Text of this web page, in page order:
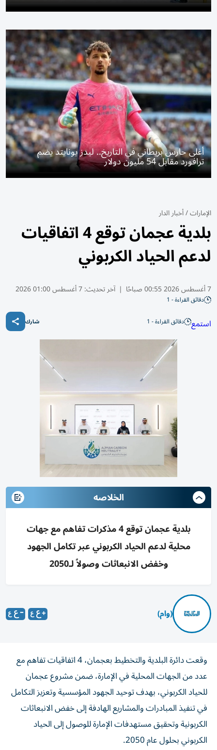
أغلى حارس بريطاني في التاريخ.. ليدز يونايتد يضم
ترافورد مقابل 54 مليون دولار
الإمارات/أخبار الدار
بلدية عجمان توقع 4 اتفاقيات
لدعم الحياد الكربوني
7 أغسطس 2026 00:55 صباحًا | آخر تحديث:7 أغسطس 01:00 2026
دقائق القراءة - 1
استمع دقائق القراءة - 1 شارك
الخلاصه
بلدية عجمان توقع 4 مذكرات تفاهم مع جهات
محلية لدعم الحياد الكربوني عبر تكامل الجهود
وخفض الانبعاثات وصولاً لـ2050
(وام)
وقعت دائرة البلدية والتخطيط بعجمان، 4 اتفاقيات تفاهم مع
عدد من الجهات المحلية في الإمارة، ضمن مشروع عجمان
للحياد الكربوني، بهدف توحيد الجهود المؤسسية وتعزيز التكامل
في تنفيذ المبادرات والمشاريع الهادفة إلى خفض الانبعاثات
الكربونية وتحقيق مستهدفات الإمارة للوصول إلى الحياد
الكربوني بحلول عام 2050.